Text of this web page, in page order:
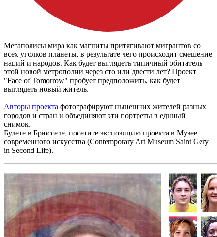
Мегаполисы мира как магниты притягивают мигрантов со
всех уголков планеты, в результате чего происходит смешение
наций и народов. Как будет выглядеть типичный обитатель
этой новой метрополии через сто или двести лет? Проект
"Face of Tomorrow" пробует предположить, как будет
выглядеть новый житель.
Авторы проекта фотографируют нынешних жителей разных
городов и стран и объединяют эти портреты в единый
снимок.
Будете в Брюсселе, посетите экспозицию проекта в Музее
современного искусства (Contemporary Art Museum Saint Gery
in Second Life).